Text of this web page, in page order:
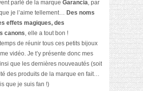
parlé de la marque Garancia, par
je l’aime tellement… Des noms
effets magiques, des
canons, elle a tout bon !
temps de réunir tous ces petits bijoux
vidéo. Je t’y présente donc mes
que les dernières nouveautés (soit
des produits de la marque en fait…
que je suis fan !)